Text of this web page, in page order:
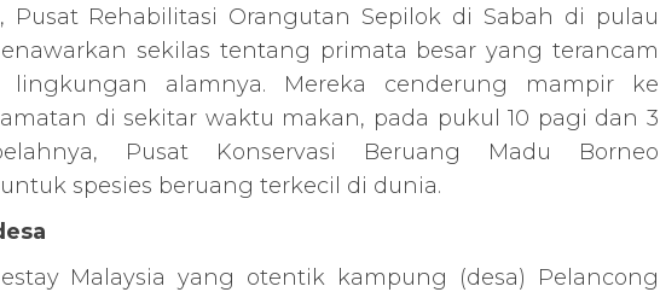
Pusat Rehabilitasi Orangutan Sepilok di Sabah di pulau
sekilas tentang primata besar yang terancam
alamnya. Mereka cenderung mampir ke
di sekitar waktu makan, pada pukul 10 pagi dan 3
Pusat Konservasi Beruang Madu Borneo
spesies beruang terkecil di dunia.
Malaysia yang otentik kampung (desa) Pelancong